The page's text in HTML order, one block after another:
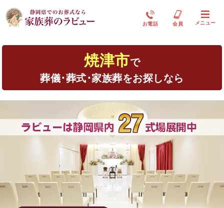
お電話 会員 メニュー
焼津市で
葬儀･葬式･家族葬をお探しなら